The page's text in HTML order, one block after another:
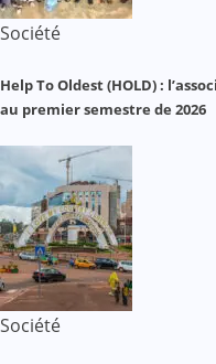
Société
Help To Oldest (HOLD) :
au premier semestre de 2026
Société